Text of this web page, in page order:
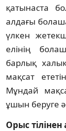
қатынаста
алдағы
үлкен
елiнiң
барлық
мақсат
Мұндай
ұшын беруге
Орыс